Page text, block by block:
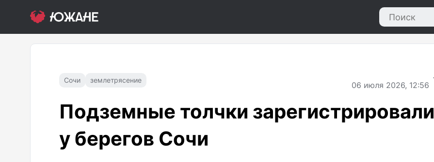
Сочи землетрясение
06 июля 2026, 12:56
Подземные толчки зарегистрировали
у берегов Сочи